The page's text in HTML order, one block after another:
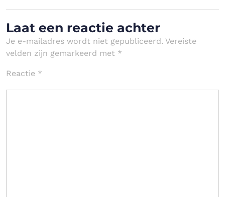
Laat een reactie achter
Je e-mailadres wordt niet gepubliceerd. Vereiste
velden zijn gemarkeerd met *
Reactie *